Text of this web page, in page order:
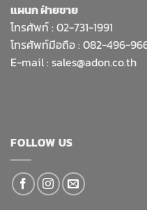
แผนก ฝ่ายขาย
โทรศัพท์ : 02-731-1991
โทรศัพท์มือถือ : 082-496-
E-mail : sales@adon.co.th
FOLLOW US